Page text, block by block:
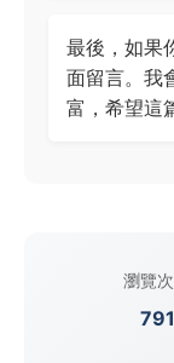
最後，如果
面留言。我
富，希望這
瀏覽
791